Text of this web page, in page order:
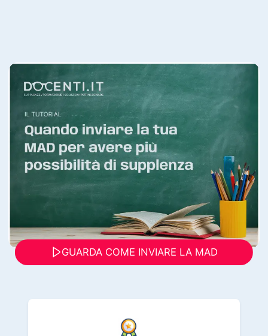
GUARDA COME INVIARE LA MAD